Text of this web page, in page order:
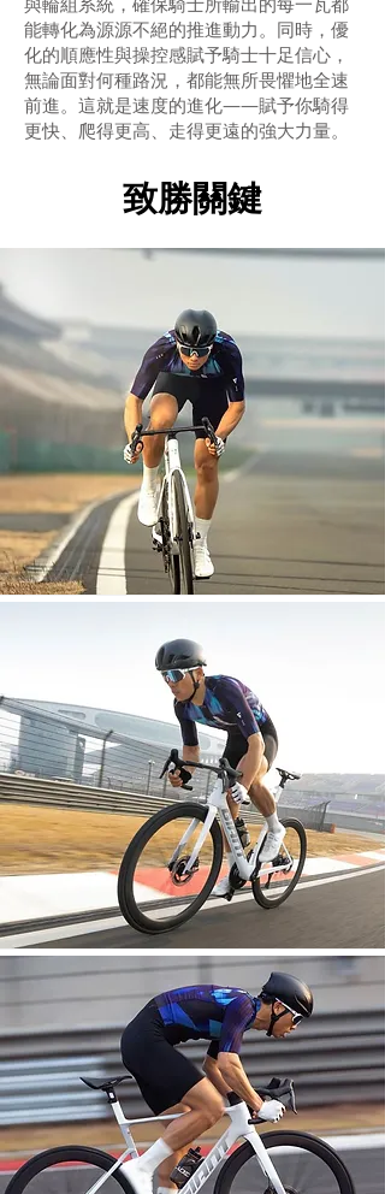
能轉化為源源不絕的推進動力。同時，優
化的順應性與操控感賦予騎士十足信心，
無論面對何種路況，都能無所畏懼地全速
前進。這就是速度的進化——賦予你騎得
更快、爬得更高、走得更遠的強大力量。
致勝關鍵